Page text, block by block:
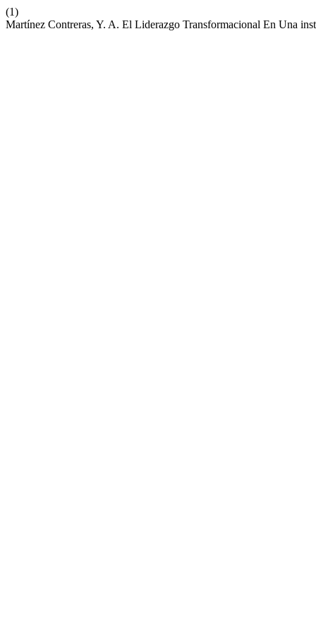
(1)
Martínez Contreras, Y. A. El Liderazgo Transformacional En Una